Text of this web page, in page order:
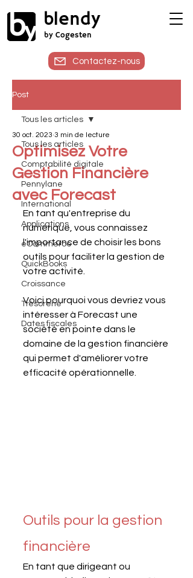
blendy
by Cogesten
Contactez-nous
Post
Tous les articles
Comptabilité digitale
Pennylane
International
Applications
eCommerce
QuickBooks
Croissance
Trésorerie
Dates fiscales
Tous les articles
Optimisez Votre
Gestion Financière
avec Forecast
30 oct. 2023 3 min de lecture
En tant qu'entreprise du
numérique, vous connaissez
l'importance de choisir les bons
outils pour faciliter la gestion de
votre activité.
Voici pourquoi vous devriez vous
intéresser à Forecast une
société en pointe dans le
domaine de la gestion financière
qui permet d'améliorer votre
efficacité opérationnelle.
Outils pour la gestion
financière
En tant que dirigeant ou